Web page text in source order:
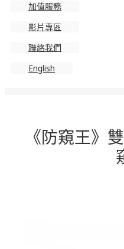
加值服務
影片專區
聯絡我們
English
《防窺王》